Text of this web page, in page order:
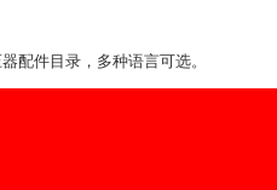
配件目录，多种语言可选。